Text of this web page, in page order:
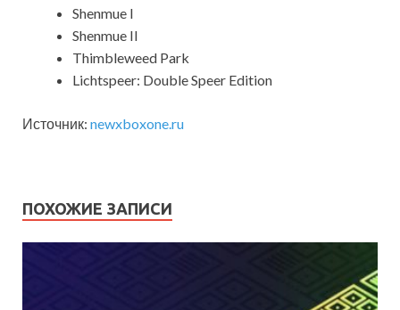
Shenmue I
Shenmue II
Thimbleweed Park
Lichtspeer: Double Speer Edition
Источник: newxboxone.ru
ПОХОЖИЕ ЗАПИСИ